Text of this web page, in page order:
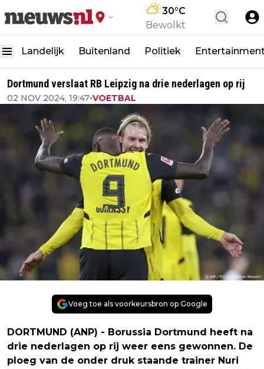
30°C
Bewolkt
Landelijk Buitenland Politiek
Dortmund verslaat RB Leipzig na drie nederlagen op rij
02 NOV 2024, 19:47•VOETBAL
Voeg toe als voorkeursbron op Google
DORTMUND (ANP) - Borussia Dortmund heeft na
drie nederlagen op rij weer eens gewonnen. De
ploeg van de onder druk staande trainer Nuri